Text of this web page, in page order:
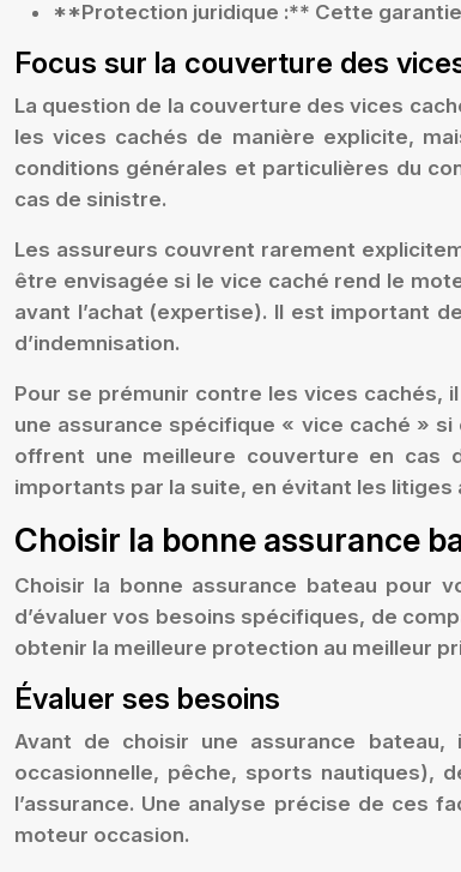
**Protection juridique :** Cette garantie
Focus sur la couverture des
La question de la couverture des vices
les vices cachés de manière explicite,
conditions générales et particulières du
cas de sinistre.
Les assureurs couvrent rarement
être envisagée si le vice caché rend le
avant l’achat (expertise). Il est important
d’indemnisation.
Pour se prémunir contre les vices cachés,
une assurance spécifique « vice caché »
offrent une meilleure couverture en cas
importants par la suite, en évitant les litiges
Choisir la bonne assurance
Choisir la bonne assurance bateau pour
d’évaluer vos besoins spécifiques, de
obtenir la meilleure protection au meilleur
Évaluer ses besoins
Avant de choisir une assurance
occasionnelle, pêche, sports nautiques),
l’assurance. Une analyse précise de ces
moteur occasion.